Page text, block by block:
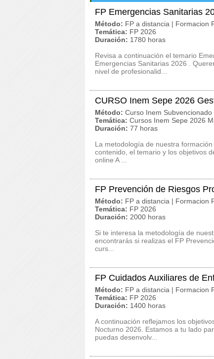
FP Emergencias Sanitarias
Método: FP a distancia | Formacion
Temática: FP 2026
Duración: 1780 horas
Revisa a continuación el temario
Emergencias Sanitarias 2026 .
nivel de profesionalid...
CURSO Inem Sepe 2026
Método: Curso Inem Subvencionado
Temática: Cursos Inem Sepe 2026
Duración: 77 horas
La metodología de nuestra
contenido, el temario y los objetivos
online A ...
FP Prevención de Riesgos
Método: FP a distancia | Formacion
Temática: FP 2026
Duración: 2000 horas
Si te interesa la metodología de
encontrarás si realizas el FP
curs...
FP Cuidados Auxiliares de
Método: FP a distancia | Formacion
Temática: FP 2026
Duración: 1400 horas
A continuación reflejamos los
Nocturno 2026. Estamos a tu lado
puedas desenvolv...